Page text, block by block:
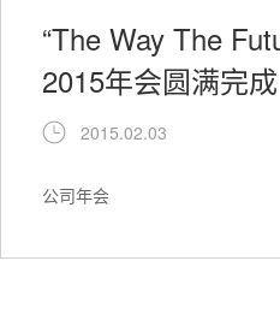
“The Way The
2015年会圆满完成
2015.02.03
公司年会